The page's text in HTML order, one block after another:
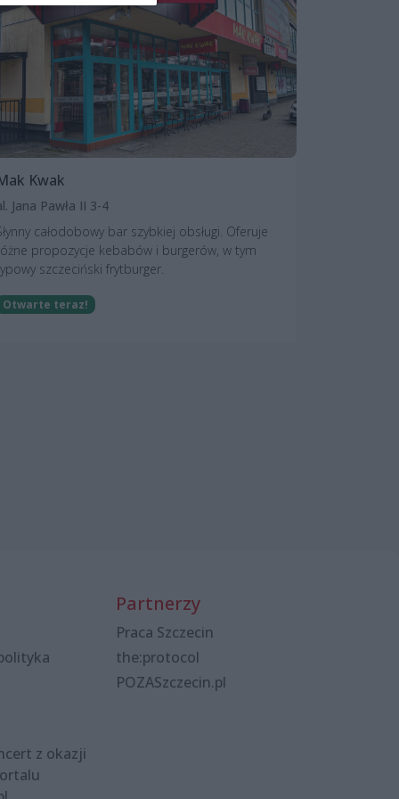
Kwak
Jana Pawła II 3-4
całodobowy bar szybkiej obsługi. Oferuje
propozycje kebabów i burgerów, w tym
szczeciński frytburger.
Otwarte teraz!
z okazji
Partnerzy
Praca Szczecin
the:protocol
POZASzczecin.pl